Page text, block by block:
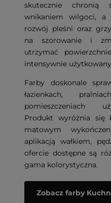
skutecznie
wnikaniem wilgoci, a
rozwój pleśni oraz
na szorowanie i
utrzymać
intensywnie
Farby doskonale
łazienkach,
pomieszczeniach
Produkt wyróżnia się
matowym
aplikacją wałkiem,
ofercie dostępne są
gama kolorystyczna.
Zobacz farby